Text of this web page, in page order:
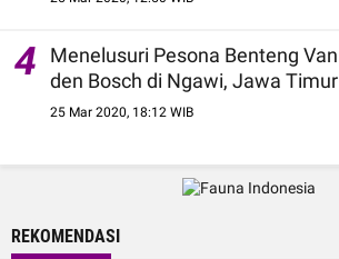
4
Menelusuri Pesona Benteng Van
den Bosch di Ngawi, Jawa Timur
25 Mar 2020, 18:12 WIB
REKOMENDASI